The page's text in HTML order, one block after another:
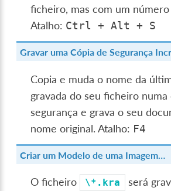
ficheiro, mas com um número
Atalho: Ctrl + Alt + S
Gravar uma Cópia de Segurança
Copia e muda o nome da
gravada do seu ficheiro numa
segurança e grava o seu
nome original. Atalho: F4
Criar um Modelo de uma Imagem…
O ficheiro \*.kra
será